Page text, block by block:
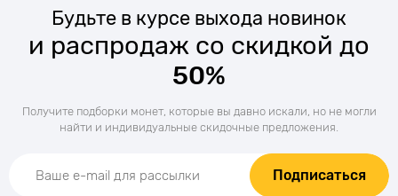
Будьте в курсе выхода новинок
и распродаж со скидкой до
50%
Получите подборки монет, которые вы давно искали, но не могли
найти и индивидуальные скидочные предложения.
Подписаться